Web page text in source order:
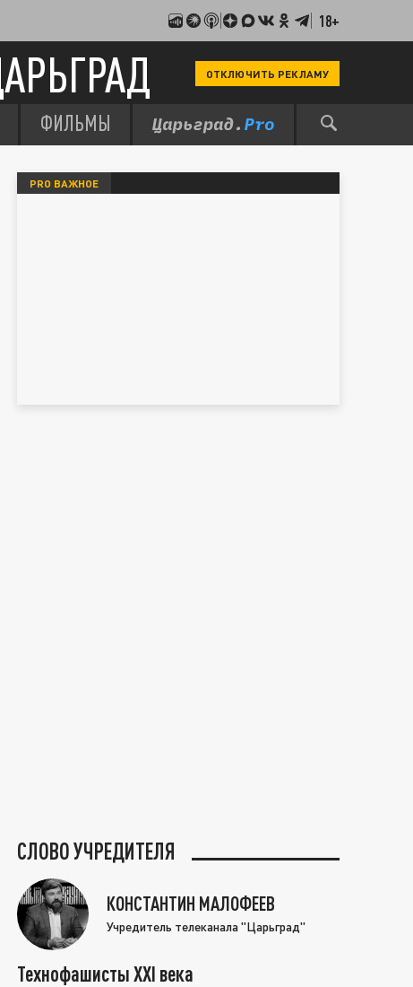
18+
ОТКЛЮЧИТЬ РЕКЛАМУ
ФИЛЬМЫ
PRO ВАЖНОЕ
СЛОВО УЧРЕДИТЕЛЯ
КОНСТАНТИН МАЛОФЕЕВ
Учредитель телеканала "Царьград"
Технофашисты XXI века